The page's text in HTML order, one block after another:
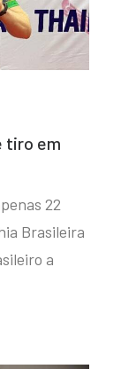
tiro em
22
Brasileira
a